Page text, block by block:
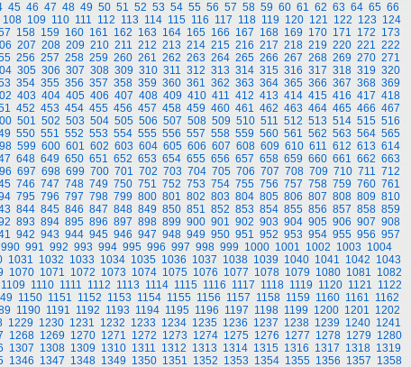
45 46 47 48 49 50 51 52 53 54 55 56 57 58 59 60 61 62 63 64 65 66
108 109 110 111 112 113 114 115 116 117 118 119 120 121 122 123 124
158 159 160 161 162 163 164 165 166 167 168 169 170 171 172 173
207 208 209 210 211 212 213 214 215 216 217 218 219 220 221 222
256 257 258 259 260 261 262 263 264 265 266 267 268 269 270 271
305 306 307 308 309 310 311 312 313 314 315 316 317 318 319 320
354 355 356 357 358 359 360 361 362 363 364 365 366 367 368 369
403 404 405 406 407 408 409 410 411 412 413 414 415 416 417 418
452 453 454 455 456 457 458 459 460 461 462 463 464 465 466 467
501 502 503 504 505 506 507 508 509 510 511 512 513 514 515 516
550 551 552 553 554 555 556 557 558 559 560 561 562 563 564 565
599 600 601 602 603 604 605 606 607 608 609 610 611 612 613 614
648 649 650 651 652 653 654 655 656 657 658 659 660 661 662 663
697 698 699 700 701 702 703 704 705 706 707 708 709 710 711 712
746 747 748 749 750 751 752 753 754 755 756 757 758 759 760 761
795 796 797 798 799 800 801 802 803 804 805 806 807 808 809 810
844 845 846 847 848 849 850 851 852 853 854 855 856 857 858 859
893 894 895 896 897 898 899 900 901 902 903 904 905 906 907 908
942 943 944 945 946 947 948 949 950 951 952 953 954 955 956 957
990 991 992 993 994 995 996 997 998 999 1000 1001 1002 1003 1004
1031 1032 1033 1034 1035 1036 1037 1038 1039 1040 1041 1042 1043
1070 1071 1072 1073 1074 1075 1076 1077 1078 1079 1080 1081 1082
1109 1110 1111 1112 1113 1114 1115 1116 1117 1118 1119 1120 1121 1122
1150 1151 1152 1153 1154 1155 1156 1157 1158 1159 1160 1161 1162
1190 1191 1192 1193 1194 1195 1196 1197 1198 1199 1200 1201 1202
1229 1230 1231 1232 1233 1234 1235 1236 1237 1238 1239 1240 1241
1268 1269 1270 1271 1272 1273 1274 1275 1276 1277 1278 1279 1280
1307 1308 1309 1310 1311 1312 1313 1314 1315 1316 1317 1318 1319
1346 1347 1348 1349 1350 1351 1352 1353 1354 1355 1356 1357 1358